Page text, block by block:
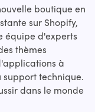
boutique en
sur Shopify,
équipe d'experts
thèmes
à
technique.
dans le monde